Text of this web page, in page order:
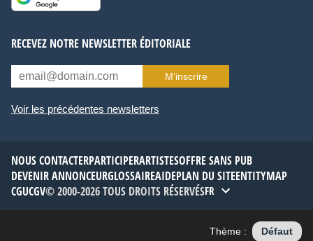
RECEVEZ NOTRE NEWSLETTER ÉDITORIALE
M’inscrire
Voir les précédentes newsletters
NOUS CONTACTERPARTICIPERARTISTESOFFRE SANS PUB
DEVENIR ANNONCEURGLOSSAIREAIDEPLAN DU SITEENTITYMAP
CGUCGV© 2000-2026 TOUS DROITS RÉSERVÉSFR
Thème : Défaut